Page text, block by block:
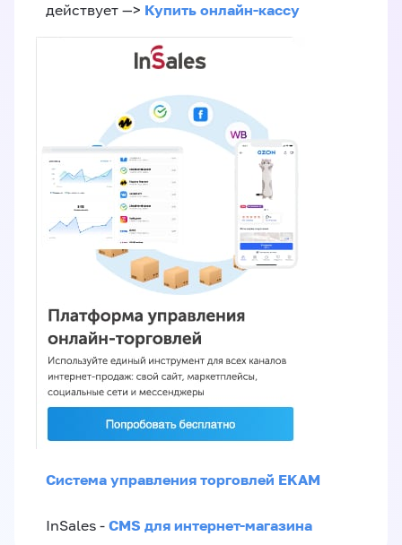
действует —> Купить онлайн-кассу
Система управления торговлей EKAM
InSales - CMS для интернет-магазина